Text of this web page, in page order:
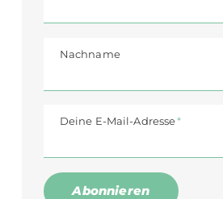
Nachname
Pflichtfeld
Deine E-Mail-Adresse*
Abonnieren